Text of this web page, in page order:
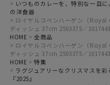
いつものカレーを、特別な一皿
の洋食器
ロイヤルコペンハーゲン（
ディッシュ 37cm 2503375／1017443
HOME
全商品
ロイヤルコペンハーゲン（
ディッシュ 37cm 2503375／1017443
HOME
特集
ラグジュアリーなクリスマスを
『2025』